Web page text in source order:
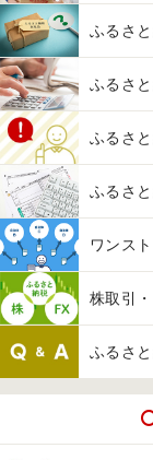
ふるさ
ふるさ
ふるさ
ふるさ
ワンス
株取引
ふるさ